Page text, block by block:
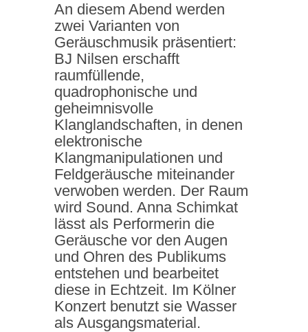
An diesem Abend werden
zwei Varianten von
Geräuschmusik präsentiert:
BJ Nilsen erschafft
raumfüllende,
quadrophonische und
geheimnisvolle
Klanglandschaften, in denen
elektronische
Klangmanipulationen und
Feldgeräusche miteinander
verwoben werden. Der Raum
wird Sound. Anna Schimkat
lässt als Performerin die
Geräusche vor den Augen
und Ohren des Publikums
entstehen und bearbeitet
diese in Echtzeit. Im Kölner
Konzert benutzt sie Wasser
als Ausgangsmaterial.